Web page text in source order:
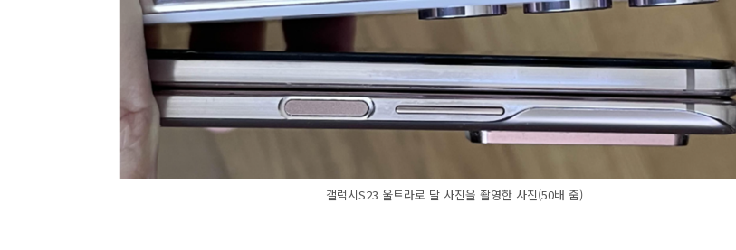
갤럭시S23 울트라로 달 사진을 촬영한 사진(50배 줌)